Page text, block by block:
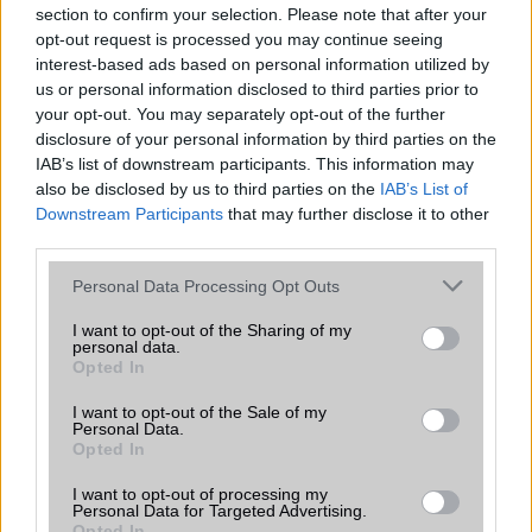
section to confirm your selection. Please note that after your
opt-out request is processed you may continue seeing
interest-based ads based on personal information utilized by
us or personal information disclosed to third parties prior to
your opt-out. You may separately opt-out of the further
disclosure of your personal information by third parties on the
IAB’s list of downstream participants. This information may
also be disclosed by us to third parties on the IAB’s List of
Downstream Participants that may further disclose it to other
Please note that this website/app uses one or more Google
not limited to your visit or usage behaviour. You may click to
grant or deny consent to Google and its third-party tags to
use your data for below specified purposes in below Google
consent section.
Personal Data Processing Opt Outs
I want to opt-out of the Sharing of my
personal data.
Opted In
I want to opt-out of the Sale of my
Personal Data.
Opted In
I want to opt-out of processing my
Personal Data for Targeted Advertising.
Android már évek óta olyan intelligens funkciókat kínál,
amelyek maguktól dolgoznak a háttérben.
Ez a rejtett Samsung funkció teljesen
megváltoztatja a mobilhasználatot –
sokan mégsem tudnak róla
2026.07.12| Android Central
Az Edge Panel az egyik leghasznosabb funkció, amely
miközben a Pixel telefonokból továbbra is hiányzik.
KAPCSOLÓDÓ HÍREK
A kínaiak tovább támadnak, itt a Redmi Note 4